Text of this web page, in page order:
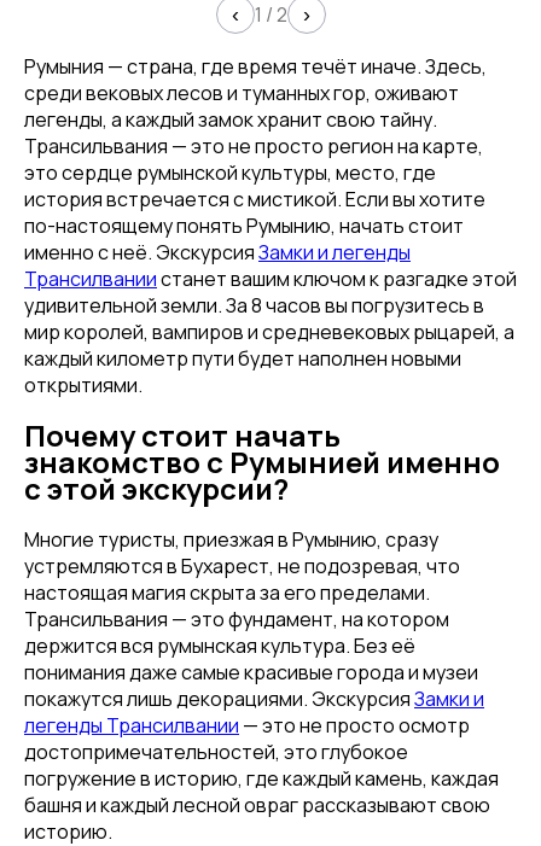
‹ 1 /2 ›
Румыния — страна, где время течёт иначе. Здесь,
среди вековых лесов и туманных гор, оживают
легенды, а каждый замок хранит свою тайну.
Трансильвания — это не просто регион на карте,
это сердце румынской культуры, место, где
история встречается с мистикой. Если вы хотите
по-настоящему понять Румынию, начать стоит
именно с неё. ЭкскурсияЗамки и легенды
Трансилваниистанет вашим ключом к разгадке этой
удивительной земли. За 8 часов вы погрузитесь в
мир королей, вампиров и средневековых рыцарей, а
каждый километр пути будет наполнен новыми
открытиями.
Почему стоит начать
знакомство с Румынией именно
с этой экскурсии?
Многие туристы, приезжая в Румынию, сразу
устремляются в Бухарест, не подозревая, что
настоящая магия скрыта за его пределами.
Трансильвания — это фундамент, на котором
держится вся румынская культура. Без её
понимания даже самые красивые города и музеи
покажутся лишь декорациями. ЭкскурсияЗамки и
легенды Трансилвании — это не просто осмотр
достопримечательностей, это глубокое
погружение в историю, где каждый камень, каждая
башня и каждый лесной овраг рассказывают свою
историю.